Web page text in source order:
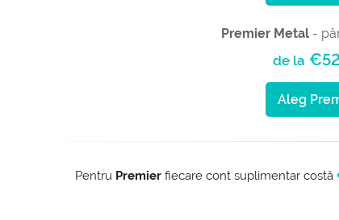
Premier Metal-
de la
Aleg
Pentru Premier fiecare cont suplimentar costă